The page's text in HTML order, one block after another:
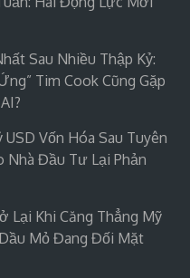
Sau Nhiều Thập Kỷ:
Tim Cook Cũng Gặp
Vốn Hóa Sau Tuyên
Nhà Đầu Tư Lại Phản
Lại Khi Căng Thẳng Mỹ
Mỏ Đang Đối Mặt